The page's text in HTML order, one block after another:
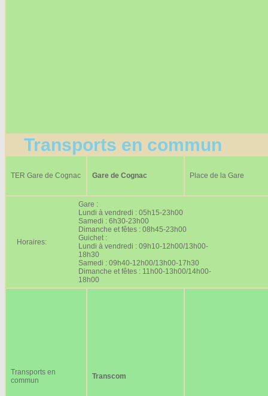
Transports en commun
TER Gare de Cognac Gare de Cognac Place de la Gare
Horaires:
Gare :
Lundi à vendredi : 05h15-23h00
Samedi : 6h30-23h00
Dimanche et fêtes : 08h45-23h00
Guichet :
Lundi à vendredi : 09h10-12h00/13h00-
18h30
Samedi : 09h40-12h00/13h00-17h30
Dimanche et fêtes : 11h00-13h00/14h00-
18h00
Transports en
commun
Transcom